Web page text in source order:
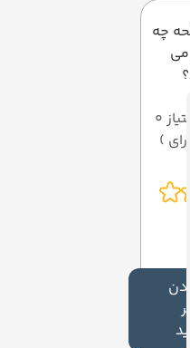
چه
می
میانگین امتیاز 0
نظر